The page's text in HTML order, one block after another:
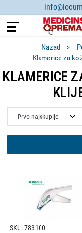
Nazad
Klamerice za
KLAMERICE
SKU: 783100